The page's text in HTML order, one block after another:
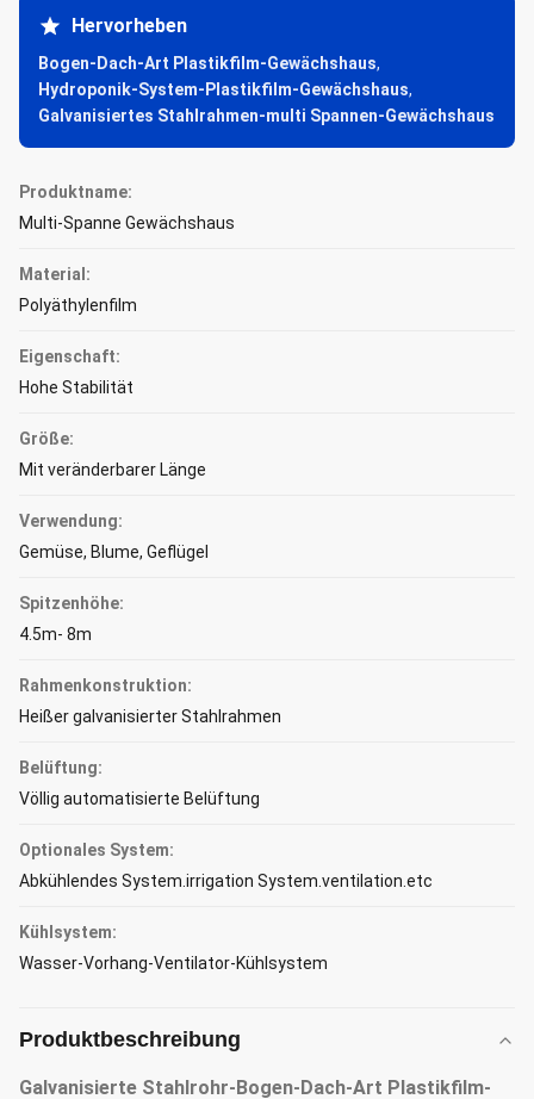
Hervorheben
Bogen-Dach-Art Plastikfilm-Gewächshaus,
Hydroponik-System-Plastikfilm-Gewächshaus,
Galvanisiertes Stahlrahmen-multi Spannen-Gewächshaus
Produktname:
Multi-Spanne Gewächshaus
Material:
Polyäthylenfilm
Eigenschaft:
Hohe Stabilität
Größe:
Mit veränderbarer Länge
Verwendung:
Gemüse, Blume, Geflügel
Spitzenhöhe:
4.5m- 8m
Rahmenkonstruktion:
Heißer galvanisierter Stahlrahmen
Belüftung:
Völlig automatisierte Belüftung
Optionales System:
Abkühlendes System.irrigation System.ventilation.etc
Kühlsystem:
Wasser-Vorhang-Ventilator-Kühlsystem
Produktbeschreibung
Galvanisierte Stahlrohr-Bogen-Dach-Art Plastikfilm-